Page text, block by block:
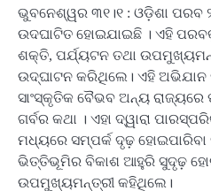
ଭୁବନେଶ୍ୱର ୩୧।୧ : ଓଡ଼ିଶା ପରବ
ଉଦଘାଟିତ ହୋଇଯାଇଛି । ଏହି
ଶକ୍ତି, ପର୍ଯ୍ୟଟନ ତଥା
ଉଦ୍ଘାଟନ କରିଥିଲେ। ଏହି ଅଭିଯାନ
ସାଂସ୍କୃତିକ ବୈଭବ ଅନ୍ୟ
ଗର୍ବର କଥା । ଏହା ଦ୍ୱାରା
ମଧ୍ୟରେ ସମ୍ପର୍କ ଦୃଢ଼
ଭିତ୍ତିଭୂମିର ବିକାଶ ଆହୁରି ସୁଦୃଢ଼
ଉପମୁଖ୍ୟମନ୍ତ୍ରୀ କହିଥିଲେ।